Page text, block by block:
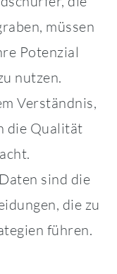
müssen
Potenzial
nutzen.
Verständnis,
die Qualität
sind die
die zu
führen.